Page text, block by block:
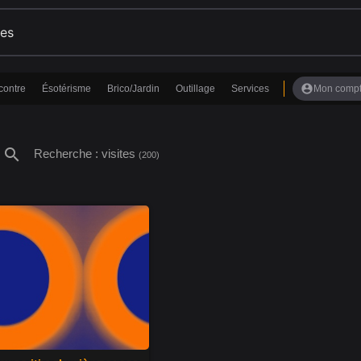
Ésotérisme Brico/Jardin Outillage Services account_circle Mon
search Recherche : visites (200)